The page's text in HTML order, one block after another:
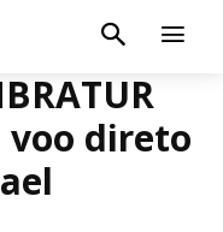
direto